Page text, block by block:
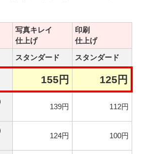
写真キレイ
仕上げ
印刷
仕上げ
スタンダード スタンダード
155円 125円
139円 112円
124円 100円